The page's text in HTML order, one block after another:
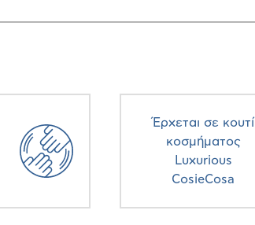
Έρχεται σε κουτί
κοσμήματος
Luxurious
CosieCosa